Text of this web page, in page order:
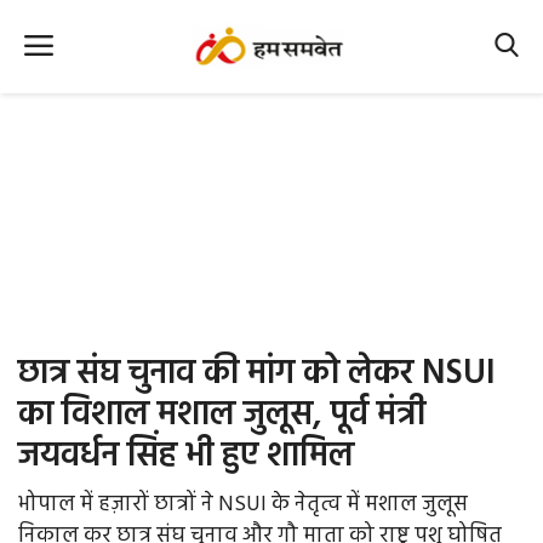
Office Office
Political Gossips
Farm & Food
छात्र संघ चुनाव की मांग को लेकर NSUI
का विशाल मशाल जुलूस, पूर्व मंत्री
जयवर्धन सिंह भी हुए शामिल
भोपाल में हज़ारों छात्रों ने NSUI के नेतृत्व में मशाल जुलूस
निकाल कर छात्र संघ चुनाव और गौ माता को राष्ट्र पशु घोषित